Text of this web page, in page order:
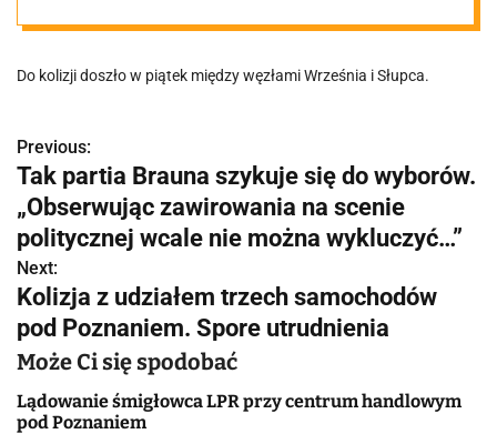
Utrudnienia na
A2
Do kolizji doszło w piątek między węzłami Września i Słupca.
N
a
w
i
g
a
c
Previous:
Tak partia Brauna szykuje się do wyborów.
„Obserwując zawirowania na scenie
politycznej wcale nie można wykluczyć…”
Next:
Kolizja z udziałem trzech samochodów
pod Poznaniem. Spore utrudnienia
Może Ci się spodobać
Lądowanie śmigłowca LPR przy centrum handlowym
pod Poznaniem